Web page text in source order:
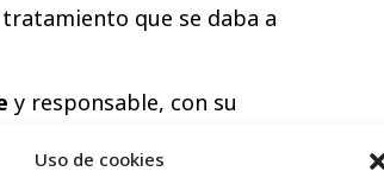
Uso de cookies
que se daba a
y responsable, con su
para generar
explica que